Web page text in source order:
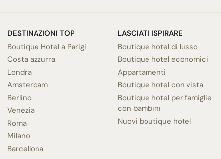
DESTINAZIONI TOP
Boutique Hotel a Parigi
Costa azzurra
Londra
Amsterdam
Berlino
Venezia
Roma
Milano
Barcellona
LASCIATI ISPIRARE
Boutique hotel di lusso
Boutique hotel economici
Appartamenti
Boutique hotel con vista
Boutique hotel per famiglie
con bambini
Nuovi boutique hotel